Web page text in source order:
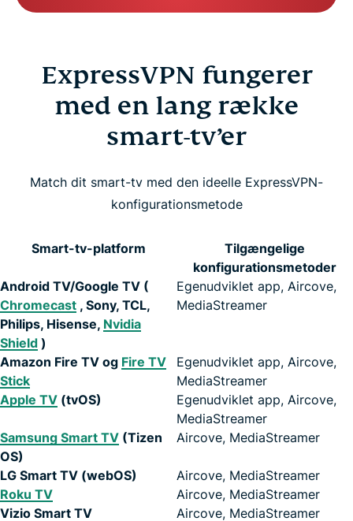
ExpressVPN fungerer
med en lang række
smart-tv’er
Match dit smart-tv med den ideelle ExpressVPN-
konfigurationsmetode
Smart-tv-platform
Tilgængelige
konfigurationsmetoder
Android TV/Google TV (
Chromecast , Sony, TCL,
Philips, Hisense, Nvidia
Shield )
Egenudviklet app, Aircove,
MediaStreamer
Amazon Fire TV og Fire TV
Stick
Egenudviklet app, Aircove,
MediaStreamer
Apple TV (tvOS)
Egenudviklet app, Aircove,
MediaStreamer
Samsung Smart TV (Tizen
OS)
Aircove, MediaStreamer
LG Smart TV (webOS)
Aircove, MediaStreamer
Roku TV
Aircove, MediaStreamer
Vizio Smart TV
Aircove, MediaStreamer